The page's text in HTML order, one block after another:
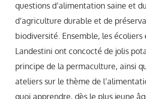
questions d’alimentation saine et
d’agriculture durable et de
biodiversité. Ensemble, les
Landestini ont concocté de jolis
principe de la permaculture, ainsi
ateliers sur le thème de
quoi apprendre, dès le plus jeune